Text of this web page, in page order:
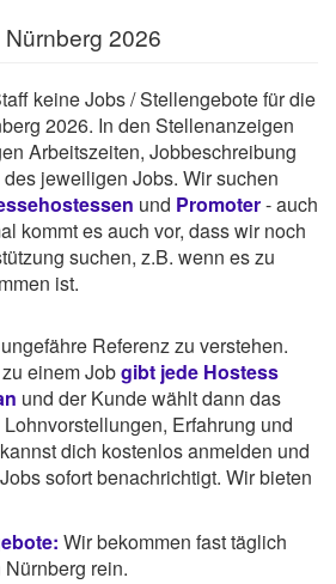
2026
keine Jobs / Stellengebote für die
2026. In den Stellenanzeigen
Arbeitszeiten, Jobbeschreibung
jeweiligen Jobs. Wir suchen
und Promoter- auch
kommt es auch vor, dass wir noch
suchen, z.B. wenn es zu
ist.
Referenz zu verstehen.
einem Jobgibt jede Hostess
und der Kunde wählt dann das
Erfahrung und
dich kostenlos anmelden und
sofort benachrichtigt. Wir bieten
Wir bekommen fast täglich
rein.